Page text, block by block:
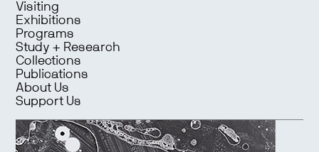
Visiting
Exhibitions
Programs
Study + Research
Collections
Publications
About Us
Support Us